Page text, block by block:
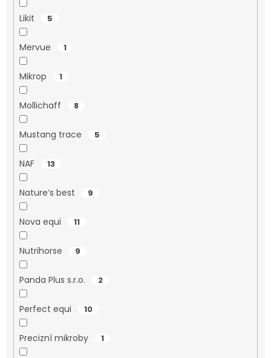
Likit 5
Mervue 1
Mikrop 1
Mollichaff 8
Mustang trace 5
NAF 13
Nature’s best 9
Nova equi 11
Nutrihorse 9
Panda Plus s.r.o. 2
Perfect equi 10
Precizní mikroby 1